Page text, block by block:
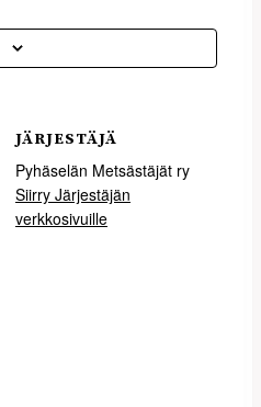
JÄRJESTÄJÄ
Pyhäselän Metsästäjät ry
Siirry Järjestäjän
verkkosivuille